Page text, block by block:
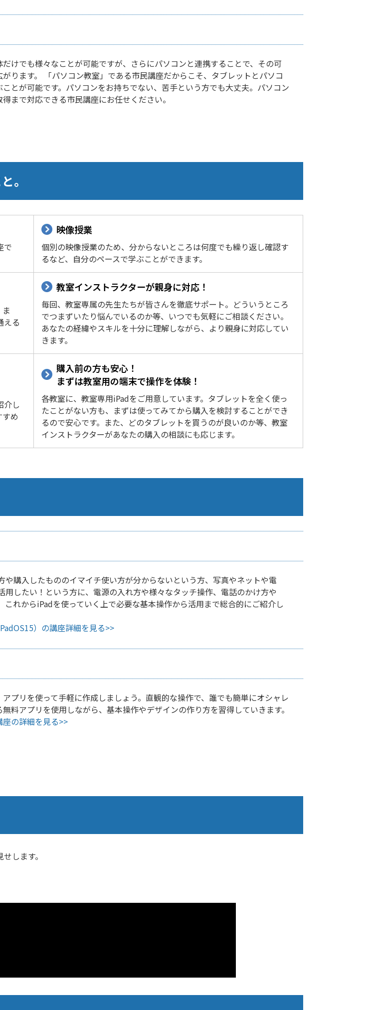
けでも様々なことが可能ですが、さらにパソコンと連携することで、その可
ります。 「パソコン教室」である市民講座だからこそ、タブレットとパソコ
ことが可能です。パソコンをお持ちでない、苦手という方でも大丈夫。パソコン
まで対応できる市民講座にお任せください。
。
で
映像授業
個別の映像授業のため、分からないところは何度でも繰り返し確認す
るなど、自分のペースで学ぶことができます。
える
教室インストラクターが親身に対応！
毎回、教室専属の先生たちが皆さんを徹底サポート。どういうところ
でつまずいたり悩んでいるのか等、いつでも気軽にご相談ください。
あなたの経緯やスキルを十分に理解しながら、より親身に対応してい
きます。
介し
め
購入前の方も安心！
まずは教室用の端末で操作を体験！
各教室に、教室専用iPadをご用意しています。タブレットを全く使っ
たことがない方も、まずは使ってみてから購入を検討することができ
るので安心です。また、どのタブレットを買うのが良いのか等、教室
インストラクターがあなたの購入の相談にも応じます。
や購入したもののイマイチ使い方が分からないという方、写真やネットや電
用したい！という方に、電源の入れ方や様々なタッチ操作、電話のかけ方や
これからiPadを使っていく上で必要な基本操作から活用まで総合的にご紹介し
）の講座詳細を見る>>
プリを使って手軽に作成しましょう。直観的な操作で、誰でも簡単にオシャレ
料アプリを使用しながら、基本操作やデザインの作り方を習得していきます。
の詳細を見る>>
します。